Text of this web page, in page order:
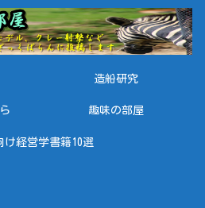
造船研究
趣味の部屋
け経営学書籍10選